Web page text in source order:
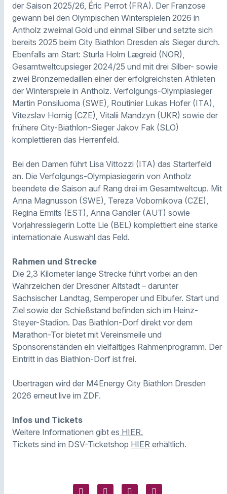
der Saison 2025/26, Éric Perrot (FRA). Der Franzose
gewann bei den Olympischen Winterspielen 2026 in
Antholz zweimal Gold und einmal Silber und setzte sich
bereits 2025 beim City Biathlon Dresden als Sieger durch.
Ebenfalls am Start: Sturla Holm Lægreid (NOR),
Gesamtweltcupsieger 2024/25 und mit drei Silber- sowie
zwei Bronzemedaillen einer der erfolgreichsten Athleten
der Winterspiele in Antholz. Verfolgungs-Olympiasieger
Martin Ponsiluoma (SWE), Routinier Lukas Hofer (ITA),
Vitezslav Hornig (CZE), Vitalii Mandzyn (UKR) sowie der
frühere City-Biathlon-Sieger Jakov Fak (SLO)
komplettieren das Herrenfeld.
Bei den Damen führt Lisa Vittozzi (ITA) das Starterfeld
an. Die Verfolgungs-Olympiasiegerin von Antholz
beendete die Saison auf Rang drei im Gesamtweltcup. Mit
Anna Magnusson (SWE), Tereza Vobornikova (CZE),
Regina Ermits (EST), Anna Gandler (AUT) sowie
Vorjahressiegerin Lotte Lie (BEL) komplettiert eine starke
internationale Auswahl das Feld.
Rahmen und Strecke
Die 2,3 Kilometer lange Strecke führt vorbei an den
Wahrzeichen der Dresdner Altstadt – darunter
Sächsischer Landtag, Semperoper und Elbufer. Start und
Ziel sowie der Schießstand befinden sich im Heinz-
Steyer-Stadion. Das Biathlon-Dorf direkt vor dem
Marathon-Tor bietet mit Vereinsmeile und
Sponsorenständen ein vielfältiges Rahmenprogramm. Der
Eintritt in das Biathlon-Dorf ist frei.
Übertragen wird der M4Energy City Biathlon Dresden
2026 erneut live im ZDF.
Infos und Tickets
Weitere Informationen gibt es HIER.
Tickets sind im DSV-Ticketshop HIER erhältlich.